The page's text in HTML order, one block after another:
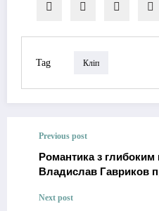
Tag Кліп
Previous post
Романтика з глибоким
Владислав Гавриков
Next post